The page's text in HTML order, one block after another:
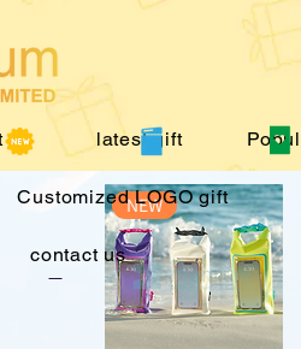
us latest gift
Customized LOGO gift
contact us
NEW